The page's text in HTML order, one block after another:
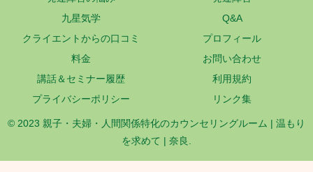
九星気学
Q&A
クライエントからの口コミ
プロフィール
料金
お問い合わせ
講話＆セミナー履歴
利用規約
プライバシーポリシー
リンク集
© 2023 親子・夫婦・人間関係特化のカウンセリングルーム | 温もり
を求めて | 奈良.